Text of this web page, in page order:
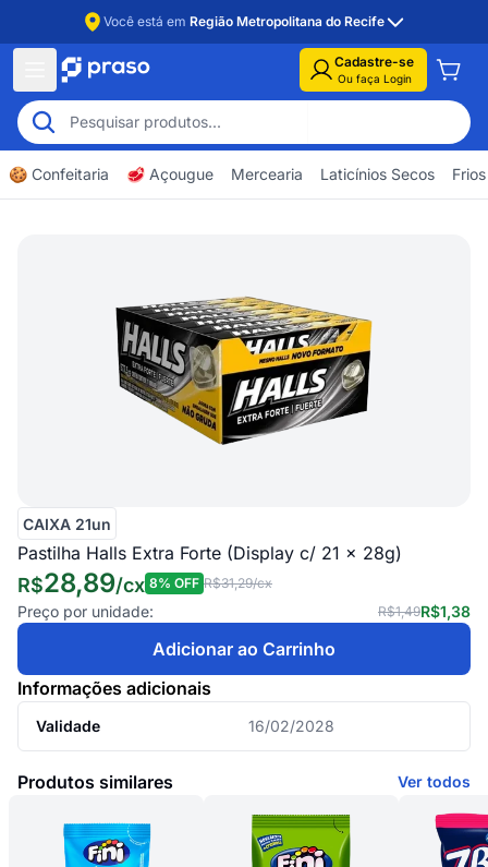
Você está em Região Metropolitana do Recife
Cadastre-se
Ou faça Login
🍪 Confeitaria 🥩 Açougue Mercearia Laticínios Secos
Informações adicionais
Validade 16/02/2028
CAIXA 21un
Pastilha Halls Extra Forte (Display c/ 21 x 28g)
R$28,89/cx 8% OFF R$31,29/cx
Preço por unidade: R$1,49R$1,38
Adicionar ao Carrinho
Produtos similares Ver todos